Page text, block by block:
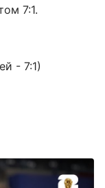
7:1.
- 7:1)